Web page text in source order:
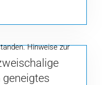
Hinweise zur